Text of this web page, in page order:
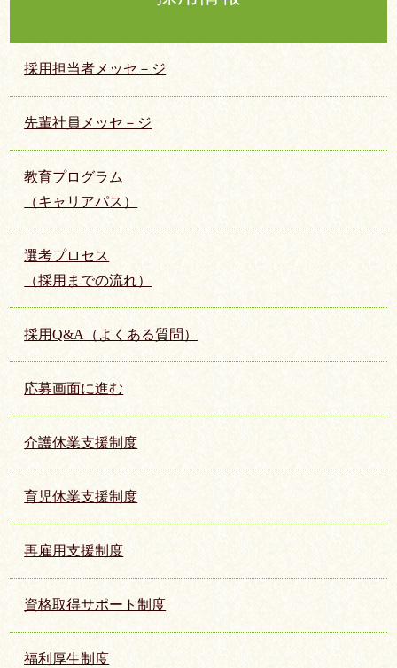
採用担当者メッセ－ジ
先輩社員メッセ－ジ
教育プログラム
（キャリアパス）
選考プロセス
（採用までの流れ）
採用Q&A（よくある質問）
応募画面に進む
介護休業支援制度
育児休業支援制度
再雇用支援制度
資格取得サポート制度
福利厚生制度